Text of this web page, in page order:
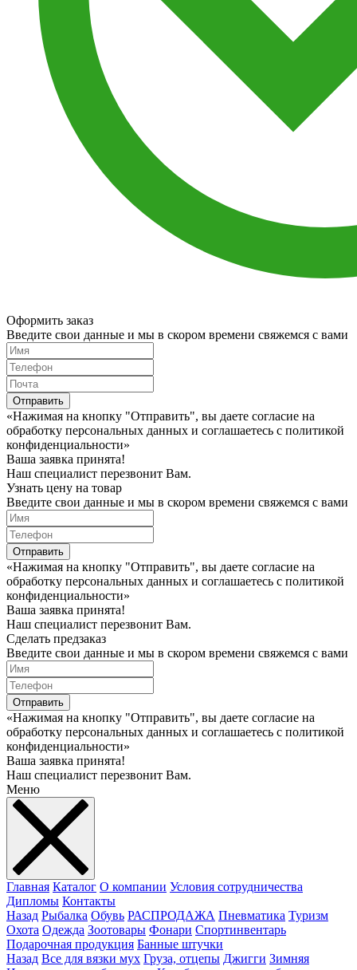
Оформить заказ
Введите свои данные и мы в скором времени свяжемся с вами
Отправить
«Нажимая на кнопку "Отправить", вы даете согласие на
обработку персональных данных и соглашаетесь c политикой
конфиденциальности»
Ваша заявка принята!
Наш специалист перезвонит Вам.
Узнать цену на товар
Введите свои данные и мы в скором времени свяжемся с вами
Отправить
«Нажимая на кнопку "Отправить", вы даете согласие на
обработку персональных данных и соглашаетесь c политикой
конфиденциальности»
Ваша заявка принята!
Наш специалист перезвонит Вам.
Сделать предзаказ
Введите свои данные и мы в скором времени свяжемся с вами
Отправить
«Нажимая на кнопку "Отправить", вы даете согласие на
обработку персональных данных и соглашаетесь c политикой
конфиденциальности»
Ваша заявка принята!
Наш специалист перезвонит Вам.
Меню
Главная Каталог О компании Условия сотрудничества
Дипломы Контакты
Назад Рыбалка Обувь РАСПРОДАЖА Пневматика Туризм
Охота Одежда Зоотовары Фонари Спортинвентарь
Подарочная продукция Банные штучки
Назад Все для вязки мух Груза, отцепы Джигги Зимняя